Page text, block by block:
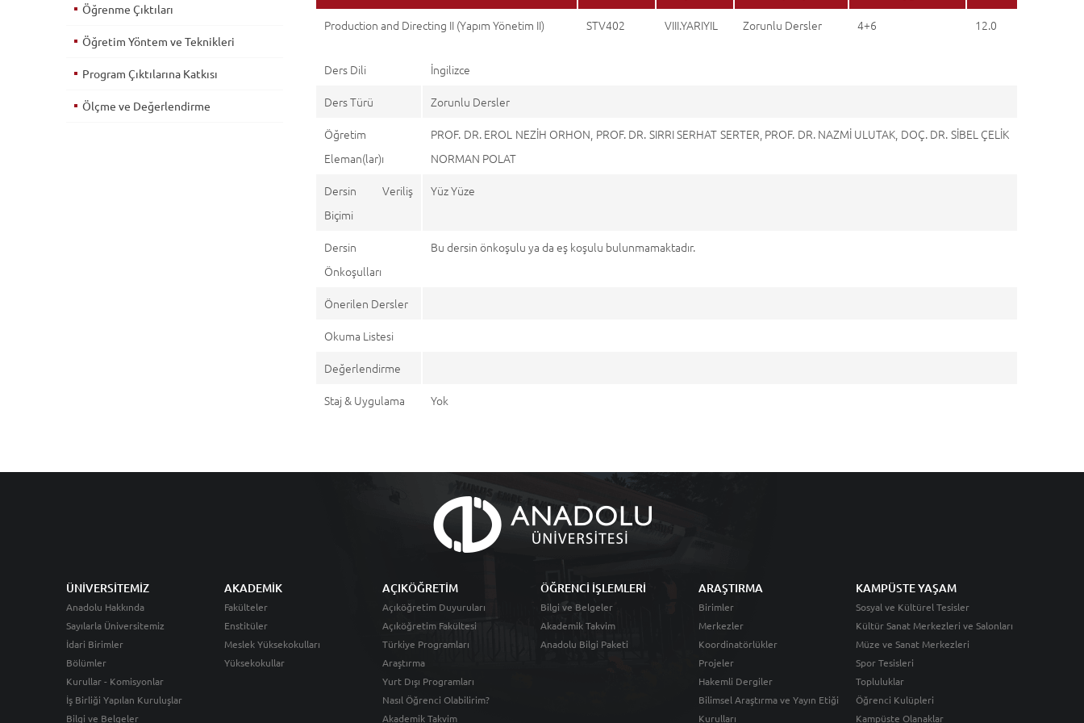
Production and Directing II (Yapım Yönetim II) STV402 VIII.YARIYIL Zorunlu Dersler 4+6 12.0
Ders Dili
İngilizce
Ders Türü
Zorunlu Dersler
Öğretim
Eleman(lar)ı
PROF. DR. EROL NEZİH ORHON, PROF. DR. SIRRI SERHAT SERTER, PROF. DR. NAZMİ ULUTAK, DOÇ. DR. SİBEL ÇELİK
NORMAN POLAT
Dersin Veriliş
Biçimi
Yüz Yüze
Dersin
Önkoşulları
Bu dersin önkoşulu ya da eş koşulu bulunmamaktadır.
Önerilen Dersler
Okuma Listesi
Değerlendirme
Staj & Uygulama
Yok
Öğrenme Çıktıları
Öğretim Yöntem ve Teknikleri
Program Çıktılarına Katkısı
Ölçme ve Değerlendirme
ÜNİVERSİTEMİZ
Anadolu Hakkında
Sayılarla Üniversitemiz
İdari Birimler
Bölümler
Kurullar - Komisyonlar
İş Birliği Yapılan Kuruluşlar
Bilgi ve Belgeler
AKADEMİK
Fakülteler
Enstitüler
Meslek Yüksekokulları
Yüksekokullar
AÇIKÖĞRETİM
Açıköğretim Duyuruları
Açıköğretim Fakültesi
Türkiye Programları
Araştırma
Yurt Dışı Programları
Nasıl Öğrenci Olabilirim?
Akademik Takvim
ÖĞRENCİ İŞLEMLERİ
Bilgi ve Belgeler
Akademik Takvim
Anadolu Bilgi Paketi
ARAŞTIRMA
Birimler
Merkezler
Koordinatörlükler
Projeler
Hakemli Dergiler
Bilimsel Araştırma ve Yayın Etiği
Kurulları
KAMPÜSTE YAŞAM
Sosyal ve Kültürel Tesisler
Kültür Sanat Merkezleri ve Salonları
Müze ve Sanat Merkezleri
Spor Tesisleri
Topluluklar
Öğrenci Kulüpleri
Kampüste Olanaklar